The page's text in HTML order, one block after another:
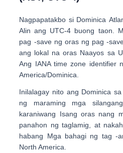
Nagpapatakbo si Dominica
Alin ang UTC-4 buong taon.
pag -save ng oras ng pag -
ang lokal na oras Naayos sa
Ang IANA time zone identifier
America/Dominica
Inilalagay nito ang Dominica
ng maraming mga
karaniwang Isang oras nang
panahon ng taglamig , at
habang Mga bahagi ng tag -
North America.